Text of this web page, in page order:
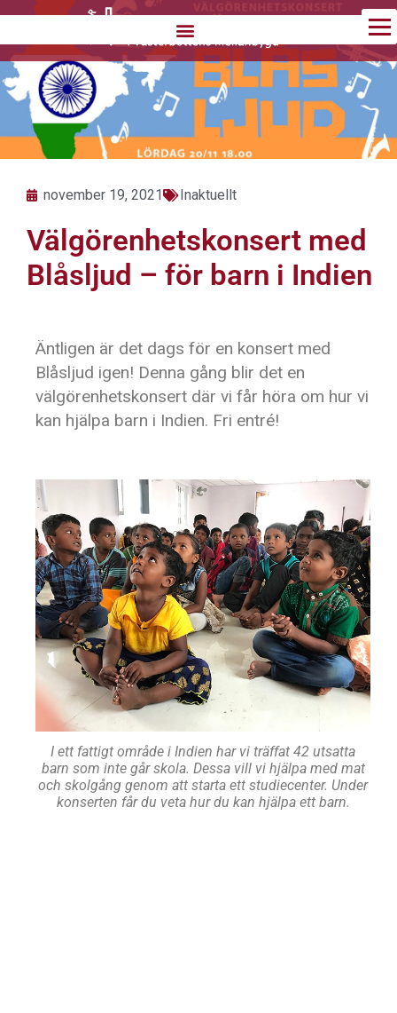
Hoppa
innehåll
november 19, 2021 Inaktuellt
Välgörenhetskonsert med
Blåsljud – för barn i Indien
Äntligen är det dags för en konsert med
Blåsljud igen! Denna gång blir det en
välgörenhetskonsert där vi får höra om hur vi
kan hjälpa barn i Indien. Fri entré!
I ett fattigt område i Indien har vi träffat 42 utsatta
barn som inte går skola. Dessa vill vi hjälpa med mat
och skolgång genom att starta ett studiecenter. Under
konserten får du veta hur du kan hjälpa ett barn.